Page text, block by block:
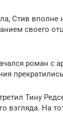
Стив вполне
своего
роман с
Тину
взгляда. На